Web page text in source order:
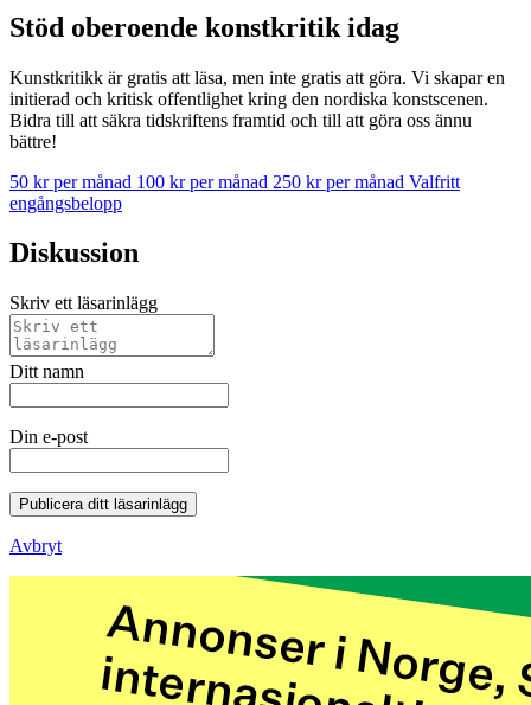
Stöd oberoende konstkritik idag
Kunstkritikk är gratis att läsa, men inte gratis att göra. Vi skapar en
initierad och kritisk offentlighet kring den nordiska konstscenen.
Bidra till att säkra tidskriftens framtid och till att göra oss ännu
bättre!
50 kr per månad 100 kr per månad 250 kr per månad Valfritt
engångsbelopp
Diskussion
Skriv ett läsarinlägg
Ditt namn
Din e-post
Publicera ditt läsarinlägg
Avbryt